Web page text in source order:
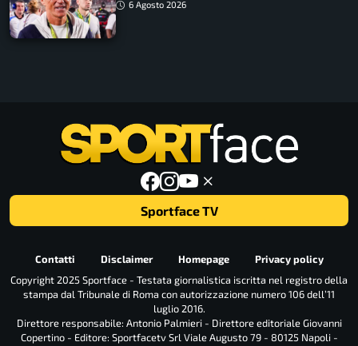
ritorno
6 Agosto 2026
Sportface TV
Contatti Disclaimer Homepage
Privacy policy
Copyright 2025 Sportface - Testata giornalistica iscritta nel registro della
stampa dal Tribunale di Roma con autorizzazione numero 106 dell’11
luglio 2016.
Direttore responsabile: Antonio Palmieri - Direttore editoriale Giovanni
Copertino - Editore: Sportfacetv Srl Viale Augusto 79 - 80125 Napoli -